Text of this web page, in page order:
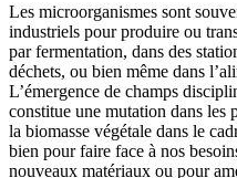
Les microorganismes sont
industriels pour produire ou
par fermentation, dans des
déchets, ou bien même dans
L’émergence de champs
constitue une mutation dans les
la biomasse végétale dans le
bien pour faire face à nos
nouveaux matériaux ou pour